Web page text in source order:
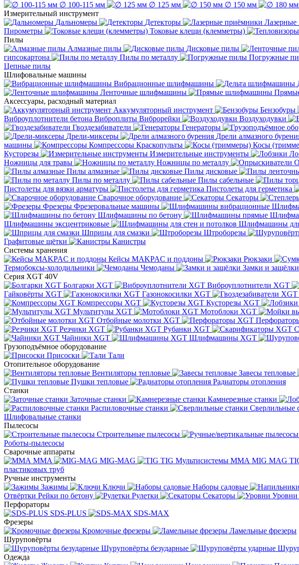
∅ 100-115 мм
∅ 125 мм ∅ 150 мм
Измерительный инструмент
Дальномеры
Детекторы
Пирометры
Токовые клещи (клемметры)
Пилы
Алмазные пилы
Дисковые пилы
гипсокартона
Пилы по металлу Погружные
Цепные пилы
Шлифовальные машины
Вибрационные шлифмашины
Ленточные шлифмашины
Аксессуары, расходный материал
Аккумуляторный инструмент
Бензобуры
Виброуплотнители бетона Виброплиты Виброрейки Воздуходувки
Гвоздезабиватели
Генераторы
Дрели-миксеры
Дрели алмазного
машины
Компрессоры Краскопульты Косы
Кусторезы
Измерительные инструменты
Ножницы для травы
Ножницы по металлу
Пилы алмазные
Пилы дисковые
Пилы по металлу
Пилы сабельные
Пистолеты для вязки арматуры
Пистолеты для герметика
Сварочное оборудование
Секаторы
Фрезеры Фрезеровальные машины
Шлифмашины по бетону
Шлифмашины эксцентриковые
Шлифмашины для
Шприцы для смазки
Штроборезы
Графитовые щётки
Канистры
Системы хранения
Кейсы MAKPAC и поддоны
Рюкзаки
Термобоксы-холодильники
Чемоданы
Замки и защёлки
Серия XGT 40V
Болгарки XGT
Виброуплотнители XGT
Гайковёрты XGT
Газонокосилки XGT
Компрессоры XGT
Кусторезы XGT
Мультитулы XGT
Мотоблоки XGT
Отбойные молотки XGT
Резчики XGT
Рубанки XGT
Чайники XGT
Шлифмашины XGT
Грузоподъёмное оборудование
Присоски
Тали
Отопительное оборудование
Вентиляторы тепловые
Завесы тепловые
Пушки тепловые
Радиаторы отопления
Станки
Заточные станки
Камнерезные станки
Распиловочные станки
Сверлильные
Шлифовальные станки
Пылесосы
Строительные пылесосы
Роботы-пылесосы
Сварочные аппараты
MMA
MIG-MAG TIG Мультисистемы ММА MIG MAG
пластиковых труб
Ручные инструменты
Зажимы
Ключи Наборы садовые
Отвёртки Рейки по бетону Рулетки Секаторы Уровни
Перфораторы
SDS-PLUS
SDS-MAX
Фрезеры
Кромочные фрезеры
Ламельные фрезеры
Шуруповёрты
Шуруповёрты безударные
Одежда